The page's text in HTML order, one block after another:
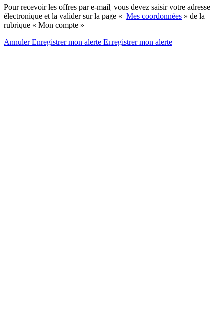
Pour recevoir les offres par e-mail, vous devez saisir votre adresse
électronique et la valider sur la page « Mes coordonnées » de la
rubrique « Mon compte »
AnnulerEnregistrer mon alerte Enregistrermon alerte